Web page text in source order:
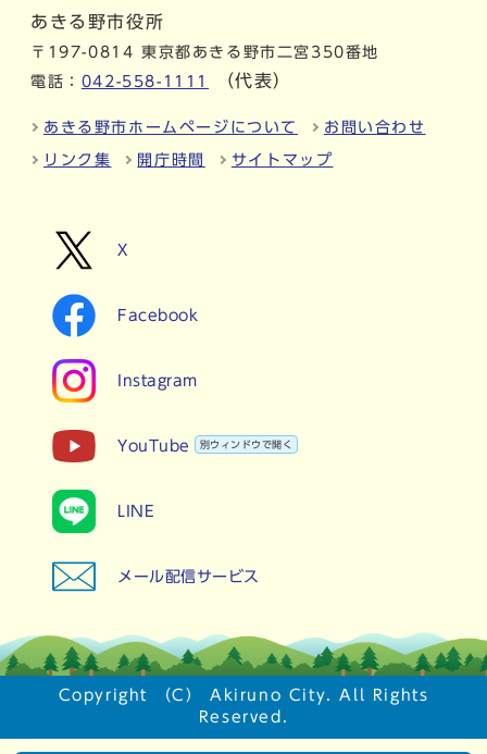
あきる野市役所
〒197-0814 東京都あきる野市二宮350番地
電話： 042-558-1111 （代表）
あきる野市ホームページについて お問い合わせ
リンク集 開庁時間 サイトマップ
X
Facebook
Instagram
YouTube 別ウィンドウで開く
LINE
メール配信サービス
Copyright （C） Akiruno City. All Rights
Reserved.